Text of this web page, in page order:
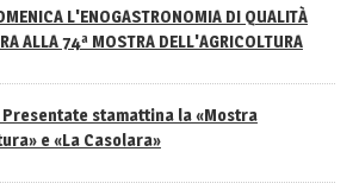
L'ENOGASTRONOMIA DI QUALITÀ
ALLA 74ª MOSTRA DELL'AGRICOLTURA
Presentate stamattina la «Mostra
e «La Casolara»